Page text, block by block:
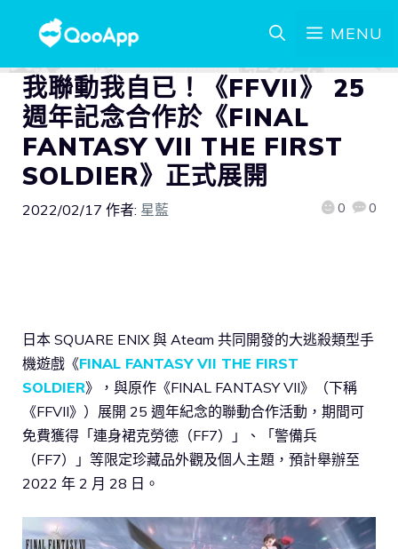
MENU
我聯動我自已！《FFVII》 25
週年記念合作於《FINAL
FANTASY VII THE FIRST
SOLDIER》正式展開
2022/02/17 作者: 星藍 0 0
日本 SQUARE ENIX 與 Ateam 共同開發的大逃殺類型手
機遊戲《FINAL FANTASY VII THE FIRST
SOLDIER》，與原作《FINAL FANTASY VII》（下稱
《FFVII》）展開 25 週年紀念的聯動合作活動，期間可
免費獲得「連身裙克勞德（FF7）」、「警備兵
（FF7）」等限定珍藏品外觀及個人主題，預計舉辦至
2022 年 2 月 28 日。